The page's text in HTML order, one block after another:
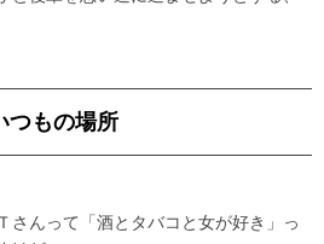
つもの場所
さんって「酒とタバコと女が好き」っ